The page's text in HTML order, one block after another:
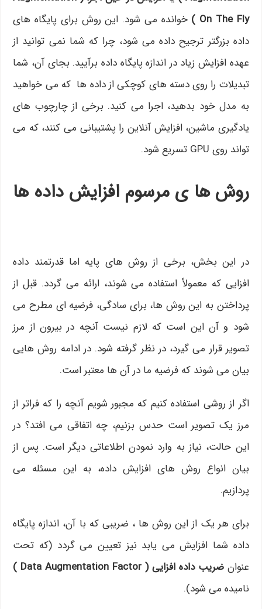
On The Fly )
خوانده می شود. این روش برای پایگاه های
داده بزرگتر ترجیح داده می شود، چرا که شما نمی توانید از
عهده افزایش زیاد در اندازه پایگاه داده برآیید. بجای آن، شما
تبدیلات را روی دسته های کوچکی از داده ها که می خواهید
به مدل خود بدهید، اجرا می کنید. برخی از چارچوب های
یادگیری ماشین، افزایش آنلاین را پشتیبانی می کنند، که می
تواند روی GPU تسریع شود.
روش ها ی مرسوم افزایش داده ها
در این بخش، برخی از روش های پایه اما قدرتمند داده
افزایی که معمولاً استفاده می شوند، ارائه می گردد. قبل از
پرداختن به این روش ها، برای سادگی، فرضیه ای مطرح می
شود و آن این است که لازم نیست آنچه در بیرون از مرز
تصویر قرار می گیرد، در نظر گرفته شود. در ادامه روش هایی
بیان می شوند که فرضیه ما در آن ها معتبر است.
اگر از روشی استفاده کنیم که مجبور شویم آنچه را که فراتر از
مرز یک تصویر است حدس بزنیم، چه اتفاقی می افتد؟ در
این حالت، نیاز به وارد نمودن اطلاعاتی دیگر است. پس از
بیان انواع روش های افزایش داده، به این مسئله می
پردازیم.
برای هر یک از این روش ها ، ضریبی که با آن، اندازه پایگاه
داده شما افزایش می یابد نیز تعیین می گردد (که تحت
عنوان ضریب داده افزایی ( Data Augmentation Factor )
نامیده می شود).